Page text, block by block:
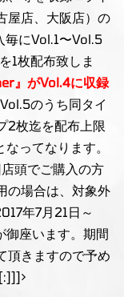
屋店、大阪店）の
毎にVol.1〜Vol.5
1枚配布致しま
』がVol.4に収録
のうち同タイ
2枚迄を配布上限
ってなります。
頭でご購入の方
の場合は、対象外
年7月21日～
御座います。期間
頂きますので予め
[:]]]>